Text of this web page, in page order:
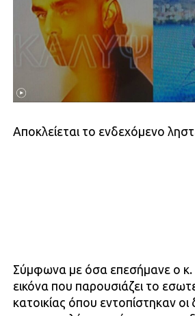
Αποκλείεται το ενδεχόμενο
Σύμφωνα με όσα επεσήμανε ο κ.
εικόνα που παρουσιάζει το
κατοικίας όπου εντοπίστηκαν